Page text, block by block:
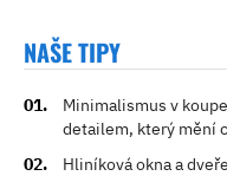
NAŠE TIPY
Minimalismus v
detailem, který mění
Hliníková okna a